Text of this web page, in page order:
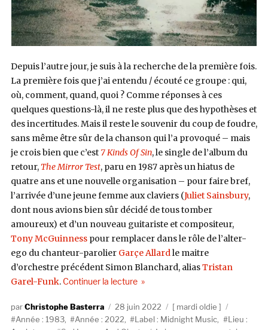
Depuis l’autre jour, je suis à la recherche de la première fois.
La première fois que j’ai entendu / écouté ce groupe : qui,
où, comment, quand, quoi ? Comme réponses à ces
quelques questions-là, il ne reste plus que des hypothèses et
des incertitudes. Mais il reste le souvenir du coup de foudre,
sans même être sûr de la chanson qui l’a provoqué – mais
je crois bien que c’est 7 Kinds Of Sin, le single de l’album du
retour, The Mirror Test, paru en 1987 après un hiatus de
quatre ans et une nouvelle organisation – pour faire bref,
l’arrivée d’une jeune femme aux claviers (Juliet Sainsbury,
dont nous avions bien sûr décidé de tous tomber
amoureux) et d’un nouveau guitariste et compositeur,
Tony McGuinnesspour remplacer dans le rôle de l’alter-
ego du chanteur-parolier Garçe Allardle maitre
d’orchestre précédent Simon Blanchard, aliasTristan
Garel-Funk. Continuer la lecturede « Sad Lovers And Giants,
AuteurChristophe Basterra
Publié
le
28 juin 2022 Catégories
mardi oldie
Année : 1983, Année : 2022 Label : Midnight Music
Lieu :